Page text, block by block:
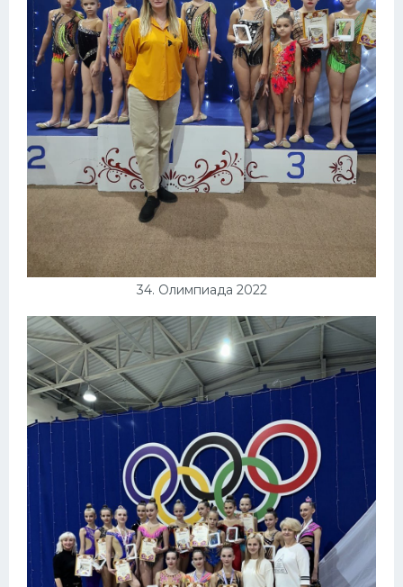
34. Олимпиада 2022